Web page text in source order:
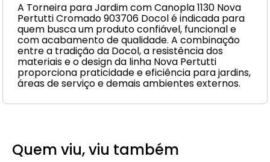
A Torneira para Jardim com Canopla 1130 Nova
Pertutti Cromado 903706 Docol é indicada para
quem busca um produto confiável, funcional e
com acabamento de qualidade. A combinação
entre a tradição da Docol, a resistência dos
materiais e o design da linha Nova Pertutti
proporciona praticidade e eficiência para jardins,
áreas de serviço e demais ambientes externos.
Quem viu, viu também